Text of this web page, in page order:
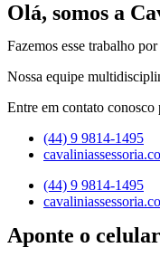
Olá, somos a
Fazemos esse trabalho
Nossa equipe
Entre em contato conosco
(44) 9 9814-1495
(44) 9 9814-1495
Aponte o